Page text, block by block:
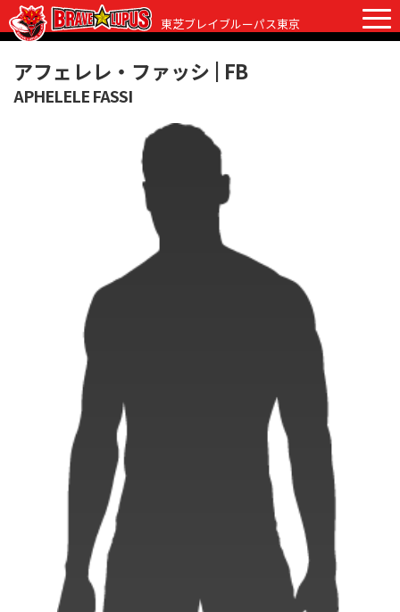
東芝ブレイブルーパス東京
チケット
クラブからのお願い
スタッフ
マスコット
クラブ情報
株式会社 ブレイブルーパス東京概要
株式会社 チームの歴史
地域貢献活動
パートナー
Instagram Facebook Youtube
パートナーシップのご案内
アフェレレ・ファッシ | FB
APHELELE FASSI